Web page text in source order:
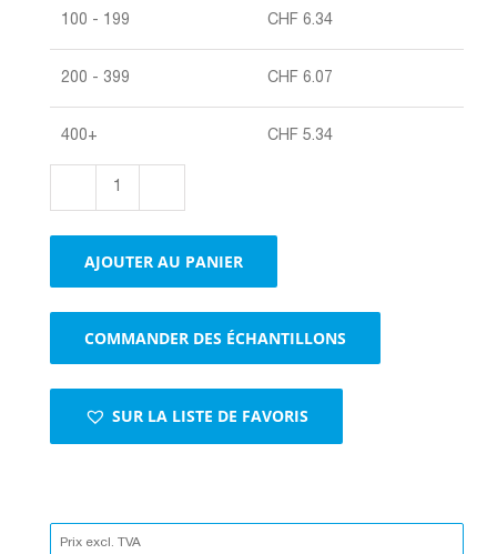
100 - 199 CHF 6.34
200 - 399 CHF 6.07
400+ CHF 5.34
télescopiques
brun
AJOUTER AU PANIER
COMMANDER DES ÉCHANTILLONS
SUR LA LISTE DE FAVORIS
Prix excl. TVA